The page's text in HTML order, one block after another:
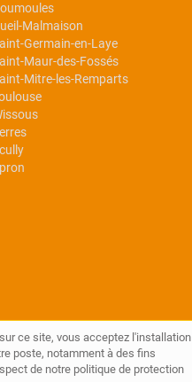
Malmaison
Germain-en-Laye
Maur-des-Fossés
Mitre-les-Remparts
ce site, vous acceptez l'installation
poste, notamment à des fins
de notre politique de protection